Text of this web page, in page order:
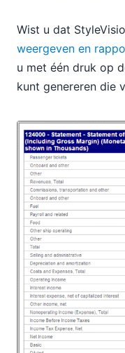
Wist u dat
weergeven en
u met één druk op
kunt genereren die